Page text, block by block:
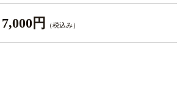
7,000円 （税込み）